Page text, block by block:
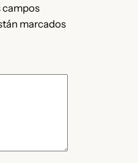
campos
marcados